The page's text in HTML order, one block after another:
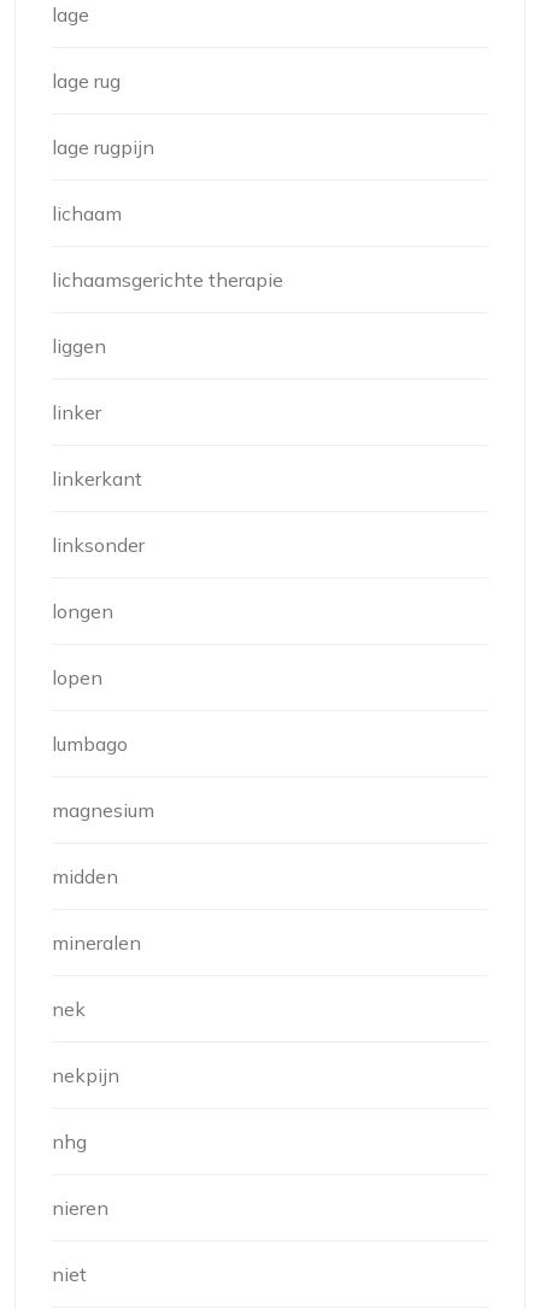
lage
lage rug
lage rugpijn
lichaam
lichaamsgerichte therapie
liggen
linker
linkerkant
linksonder
longen
lopen
lumbago
magnesium
midden
mineralen
nek
nekpijn
nhg
nieren
niet